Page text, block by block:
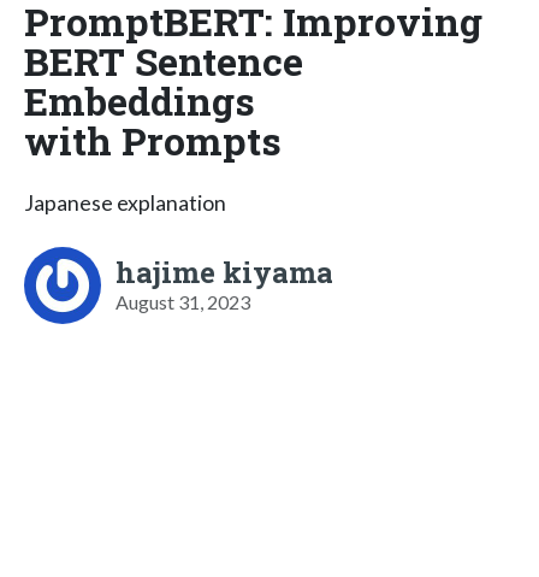
PromptBERT: Improving
BERT Sentence
Embeddings
with Prompts
Japanese explanation
hajime kiyama
August 31, 2023